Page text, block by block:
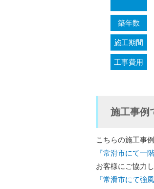
築年数
施工期間
工事費用
施工事例
こちらの施工事
『常滑市にて一
お客様にご協力
『常滑市にて強